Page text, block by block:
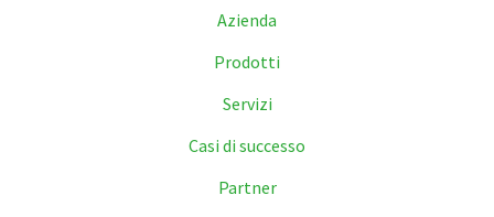
Azienda
Prodotti
Servizi
Casi di successo
Partner